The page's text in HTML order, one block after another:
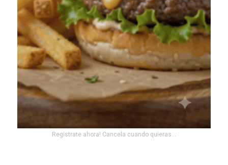
Registrate ahora! Cancela cuando quieras...